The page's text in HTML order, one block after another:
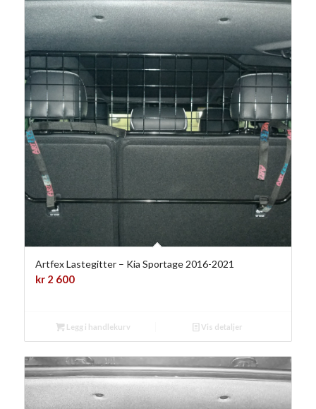
Artfex Lastegitter – Kia Sportage 2016-2021
kr2 600
Legg i handlekurv Vis detaljer